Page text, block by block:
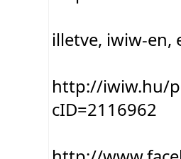
illetve, iwiw-en,
http://iwiw.hu/
cID=2116962